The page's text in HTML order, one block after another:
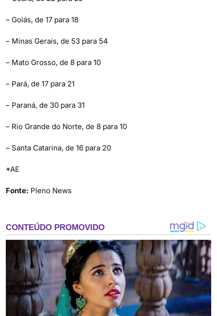
– Goiás, de 17 para 18
– Minas Gerais, de 53 para 54
– Mato Grosso, de 8 para 10
– Pará, de 17 para 21
– Paraná, de 30 para 31
– Rio Grande do Norte, de 8 para 10
– Santa Catarina, de 16 para 20
*AE
Fonte: Pleno News